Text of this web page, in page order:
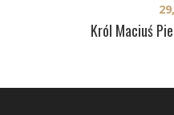
Król Maciuś